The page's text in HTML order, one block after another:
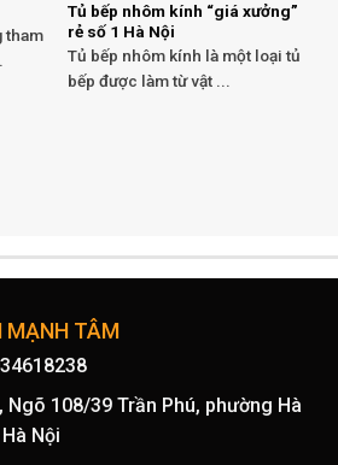
tham
Tủ bếp nhôm kính “giá xưởng”
rẻ số 1 Hà Nội
Tủ bếp nhôm kính là một loại tủ
bếp được làm từ vật ...
MẠNH TÂM
Ngõ 108/39 Trần Phú, phường Hà
Nội